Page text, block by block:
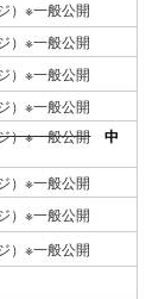
）※一般公開
）※一般公開
）※一般公開
）※一般公開
）※一般公開 中
）※一般公開
）※一般公開
）※一般公開